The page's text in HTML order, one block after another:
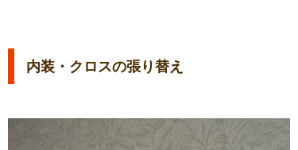
内装・クロスの張り替え